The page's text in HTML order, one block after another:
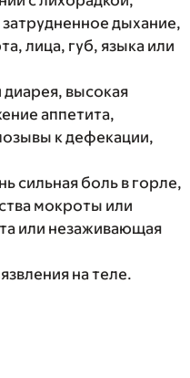
дыхание,
лица, губ, языка или
диарея, высокая
аппетита,
к дефекации,
сильная боль в горле,
мокроты или
или незаживающая
на теле.